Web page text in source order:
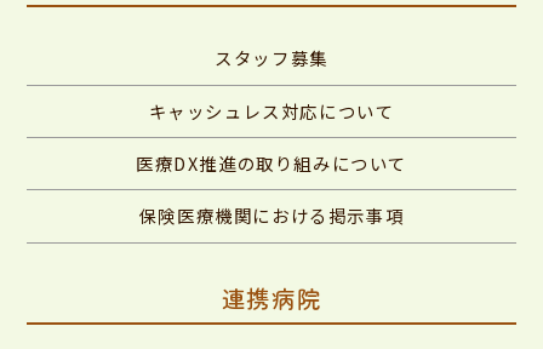
スタッフ募集
キャッシュレス対応について
医療DX推進の取り組みについて
保険医療機関における掲示事項
連携病院